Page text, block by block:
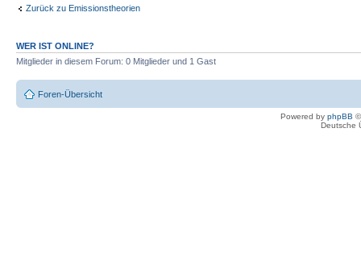
Zurück zu Emissionstheorien
WER IST ONLINE?
Mitglieder in diesem Forum: 0 Mitglieder und 1 Gast
Foren-Übersicht
Powered by phpBB
Deutsche